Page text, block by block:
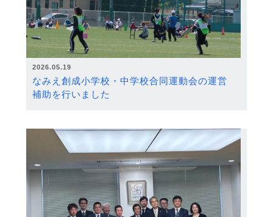
2026.05.19
なみえ創成小学校・中学校合同運動会の運営
補助を行いました